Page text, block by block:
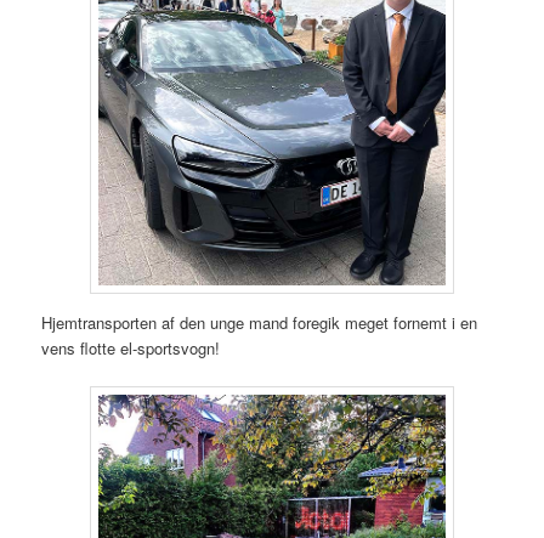
Hjemtransporten af den unge mand foregik meget fornemt i en
vens flotte el-sportsvogn!